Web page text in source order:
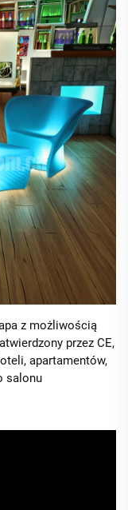
z możliwością
przez CE,
apartamentów,
salonu